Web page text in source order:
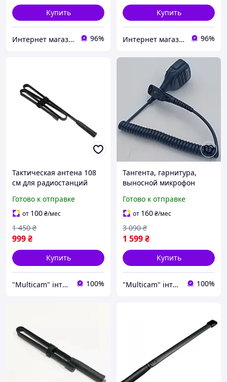
Купить
Интернет магазин Store7 96%
Купить
Интернет магазин Store7 96%
Тактическая антена 108
см для радиостанций
DP4400 / DP4600 / DP
4800e / DP 4400e / DP
4600e
Готово к отправке
от 100₴/мес
999₴
1 450 ₴
Купить
"Multicam" інтернет магазин 100%
Тангента, гарнитура,
выносной микрофон
радиостанций Motorola
Готово к отправке
от 160₴/мес
1 599₴
3 090 ₴
Купить
"Multicam" інтернет магазин 100%